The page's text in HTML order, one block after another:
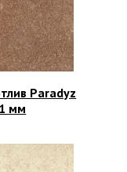
Paradyz
мм